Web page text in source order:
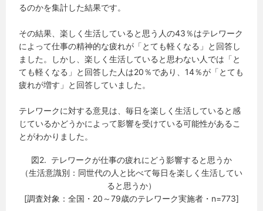
るのかを集計した結果です。
その結果、楽しく生活していると思う人の43％はテレワーク
によって仕事の精神的な疲れが「とても軽くなる」と回答し
ました。しかし、楽しく生活していると思わない人では「と
ても軽くなる」と回答した人は20％であり、14％が「とても
疲れが増す」と回答していました。
テレワークに対する意見は、毎日を楽しく生活していると感
じているかどうかによって影響を受けている可能性があるこ
とがわかりました。
図2. テレワークが仕事の疲れにどう影響すると思うか
（生活意識別：同世代の人と比べて毎日を楽しく生活してい
ると思うか）
[調査対象：全国・20～79歳のテレワーク実施者・n=773]